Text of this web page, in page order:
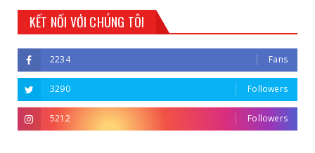
KẾT NỐI VỚI CHÚNG TÔI
2234 Fans
3290 Followers
5212 Followers